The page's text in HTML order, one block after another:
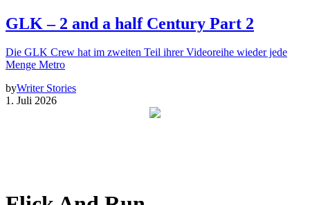
GLK – 2 and a half Century Part 2
Die GLK Crew hat im zweiten Teil ihrer Videoreihe wieder jede
Menge Metro
byWriter Stories
1. Juli 2026